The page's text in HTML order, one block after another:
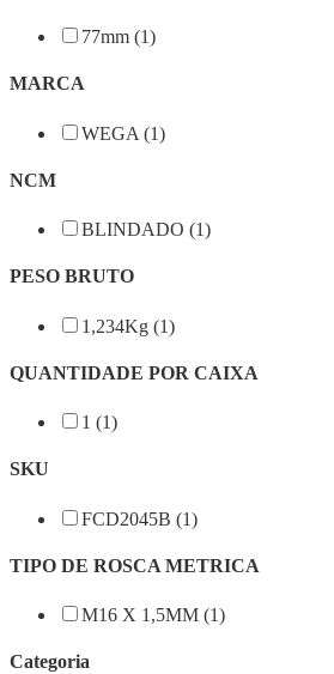
77mm (1)
MARCA
WEGA (1)
NCM
BLINDADO (1)
PESO BRUTO
1,234Kg (1)
QUANTIDADE POR CAIXA
1 (1)
SKU
FCD2045B (1)
TIPO DE ROSCA METRICA
M16 X 1,5MM (1)
Categoria